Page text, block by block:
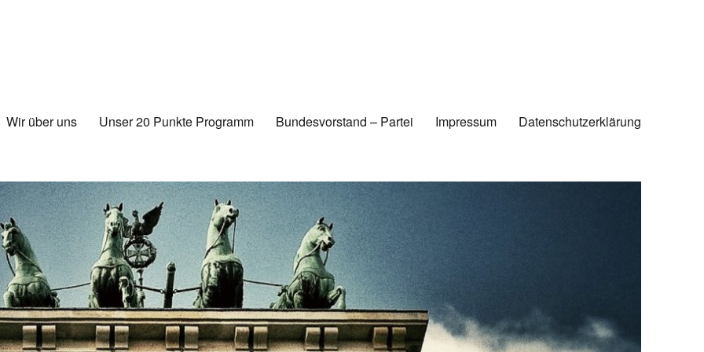
Wir über uns Unser 20 Punkte Programm Bundesvorstand – Partei Impressum Datenschutzerklärung